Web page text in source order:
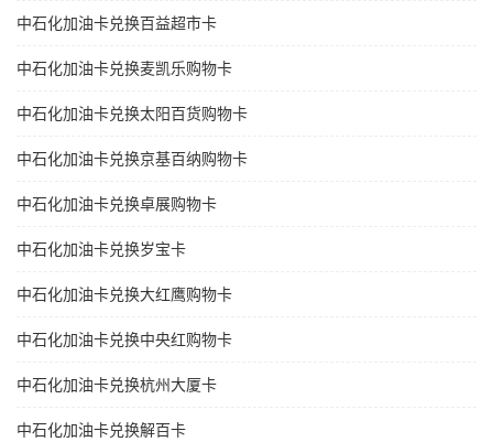
中石化加油卡兑换百益超市卡
中石化加油卡兑换麦凯乐购物卡
中石化加油卡兑换太阳百货购物卡
中石化加油卡兑换京基百纳购物卡
中石化加油卡兑换卓展购物卡
中石化加油卡兑换岁宝卡
中石化加油卡兑换大红鹰购物卡
中石化加油卡兑换中央红购物卡
中石化加油卡兑换杭州大厦卡
中石化加油卡兑换解百卡